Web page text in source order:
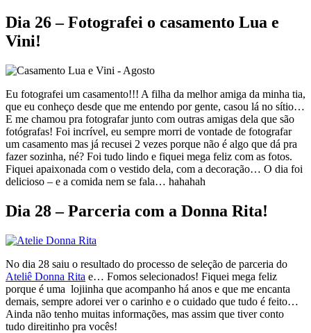
Dia 26 – Fotografei o casamento Lua e
Vini!
Eu fotografei um casamento!!! A filha da melhor amiga da minha tia,
que eu conheço desde que me entendo por gente, casou lá no sítio…
E me chamou pra fotografar junto com outras amigas dela que são
fotógrafas! Foi incrível, eu sempre morri de vontade de fotografar
um casamento mas já recusei 2 vezes porque não é algo que dá pra
fazer sozinha, né? Foi tudo lindo e fiquei mega feliz com as fotos.
Fiquei apaixonada com o vestido dela, com a decoração… O dia foi
delicioso – e a comida nem se fala… hahahah
Dia 28 – Parceria com a Donna Rita!
No dia 28 saiu o resultado do processo de seleção de parceria do
Ateliê Donna Rita e… Fomos selecionados! Fiquei mega feliz
porque é uma lojiinha que acompanho há anos e que me encanta
demais, sempre adorei ver o carinho e o cuidado que tudo é feito…
Ainda não tenho muitas informações, mas assim que tiver conto
tudo direitinho pra vocês!